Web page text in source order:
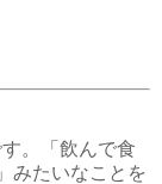
。「飲んで食
みたいなことを